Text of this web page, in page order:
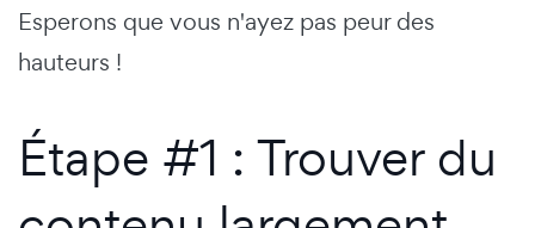
Esperons que vous n'ayez pas peur des
hauteurs !
Étape #1 : Trouver du